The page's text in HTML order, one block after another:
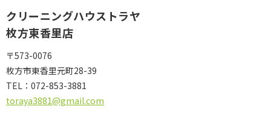
クリーニングハウストラヤ
枚方東香里店
〒573-0076
枚方市東香里元町28-39
TEL： 072-853-3881
toraya3881@gmail.com